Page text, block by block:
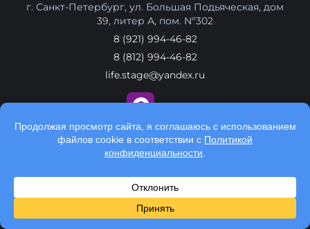
г. Санкт-Петербург, ул. Большая Подьяческая, дом
39, литер А, пом. Nº302
8 (921) 994-46-82
8 (812) 994-46-82
life.stage@yandex.ru
Обратный звонок
Способы оплаты: